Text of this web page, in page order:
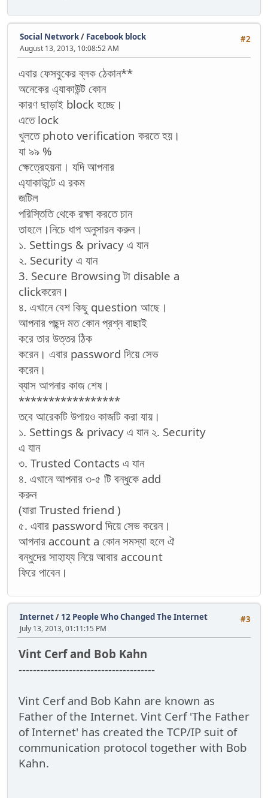
#2
Social Network/ Facebook block
August 13, 2013, 10:08:52 AM
এবার ফেসবুকের ব্লক ঠেকান**
অনেকের এ্যাকাউন্ট কোন
কারণ ছাড়াই block হচ্ছে।
এতে lock
খুলতে photo verification করতে হয়।
যা ৯৯ %
ক্ষেত্রেহয়না। যদি আপনার
এ্যাকাউন্টে এ রকম
জটিল
পরিস্তিতি থেকে রক্ষা করতে চান
তাহলে।নিচে ধাপ অনুসারন করুন।
১. Settings & privacy এ যান
২. Security এ যান
3. Secure Browsing টা disable a
clickকরেন।
৪. এখানে বেশ কিছু question আছে।
আপনার পছন্দ মত কোন প্রশ্ন বাছাই
করে তার উত্তর ঠিক
করেন। এবার password দিয়ে সেভ
করেন।
ব্যাস আপনার কাজ শেষ।
*****************
তবে আরেকটি উপায়ও কাজটি করা যায়।
১. Settings & privacy এ যান ২. Security
এ যান
৩. Trusted Contacts এ যান
৪. এখানে আপনার ৩-৫ টি বন্ধুকে add
করুন
(যারা Trusted friend )
৫. এবার password দিয়ে সেভ করেন।
আপনার account a কোন সমস্যা হলে ঐ
বন্ধুদের সাহায্য নিয়ে আবার account
ফিরে পাবেন।
#3
Internet/ 12 People Who Changed The Internet
July 13, 2013, 01:11:15 PM
Vint Cerf and Bob Kahn
--------------------------------------
Vint Cerf and Bob Kahn are known as
Father of the Internet. Vint Cerf 'The Father
of Internet' has created the TCP/IP suit of
communication protocol together with Bob
Kahn.